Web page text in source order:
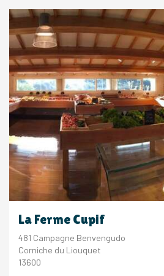
La Ferme Cupif
481 Campagne Benvengudo
Corniche du Liouquet
13600